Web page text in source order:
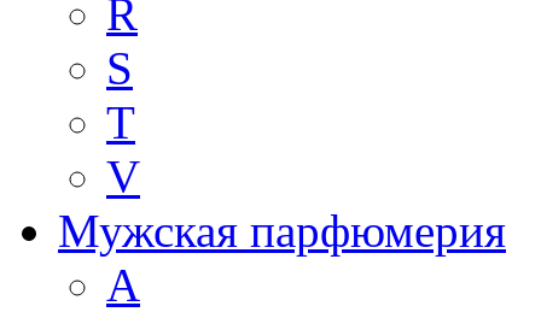
R
S
T
V
Мужская парфюмерия
A